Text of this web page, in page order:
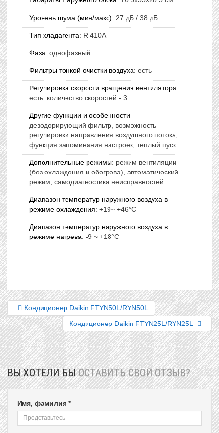
Уровень шума (мин/макс): 27 дБ / 38 дБ
Тип хладагента: R 410A
Фаза: однофазный
Фильтры тонкой очистки воздуха: есть
Регулировка скорости вращения вентилятора:
есть, количество скоростей - 3
Другие функции и особенности:
дезодорирующий фильтр, возможность
регулировки направления воздушного потока,
функция запоминания настроек, теплый пуск
Дополнительные режимы: режим вентиляции
(без охлаждения и обогрева), автоматический
режим, самодиагностика неисправностей
Диапазон температур наружного воздуха в
режиме охлаждения: +19~ +46°C
Диапазон температур наружного воздуха в
режиме нагрева: -9 ~ +18°C
Кондиционер Daikin FTYN50L/RYN50L
Кондиционер Daikin FTYN25L/RYN25L
ВЫ ХОТЕЛИ БЫОСТАВИТЬ СВОЙ ОТЗЫВ?
Имя, фамилия *